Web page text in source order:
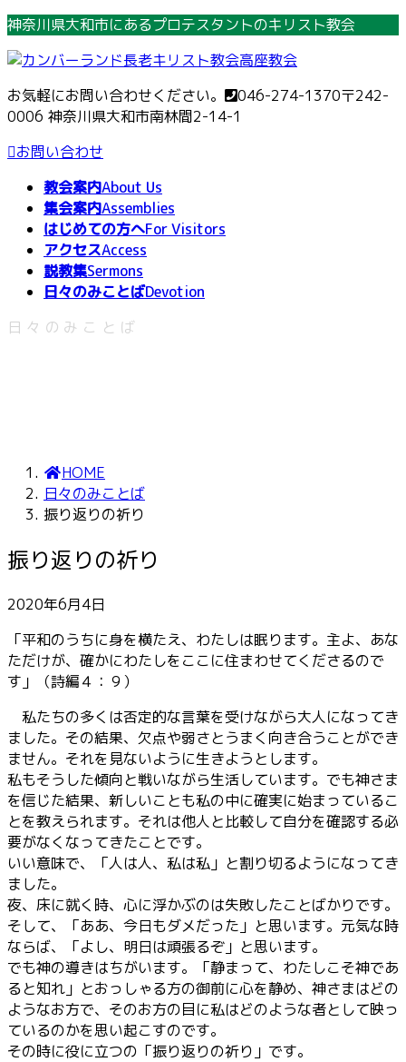
コ
テ
ン
ツ
へ
ス
ナ
ゲ
ー
シ
ョ
ン
神奈川県大和市にあるプロテスタントのキリスト教会
お気軽にお問い合わせください。 046-274-1370〒242-
0006 神奈川県大和市南林間2-14-1
お問い合わせ
教会案内About Us
集会案内Assemblies
はじめての方へFor Visitors
アクセスAccess
説教集Sermons
日々のみことばDevotion
日々のみことば
HOME
日々のみことば
振り返りの祈り
振り返りの祈り
2020年6月4日
「平和のうちに身を横たえ、わたしは眠ります。主よ、あな
ただけが、確かにわたしをここに住まわせてくださるので
す」（詩編４：９）
私たちの多くは否定的な言葉を受けながら大人になってき
ました。その結果、欠点や弱さとうまく向き合うことができ
ません。それを見ないように生きようとします。
私もそうした傾向と戦いながら生活しています。でも神さま
を信じた結果、新しいことも私の中に確実に始まっているこ
とを教えられます。それは他人と比較して自分を確認する必
要がなくなってきたことです。
いい意味で、「人は人、私は私」と割り切るようになってき
ました。
夜、床に就く時、心に浮かぶのは失敗したことばかりです。
そして、「ああ、今日もダメだった」と思います。元気な時
ならば、「よし、明日は頑張るぞ」と思います。
でも神の導きはちがいます。「静まって、わたしこそ神であ
ると知れ」とおっしゃる方の御前に心を静め、神さまはどの
ようなお方で、そのお方の目に私はどのような者として映っ
ているのかを思い起こすのです。
その時に役に立つの「振り返りの祈り」です。